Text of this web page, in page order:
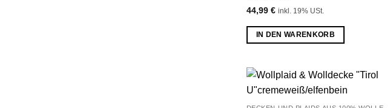
44,99 € inkl. 19% USt.
IN DEN WARENKORB